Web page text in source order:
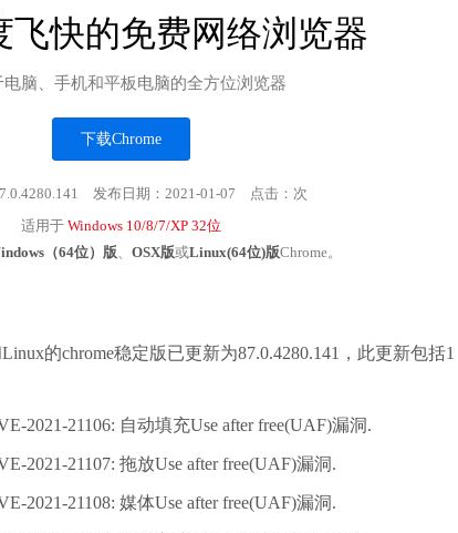
飞快的免费网络浏览器
电脑、手机和平板电脑的全方位浏览器
下载Chrome
发布日期：2021-01-07 点击： 次
适用于 Windows 10/8/7/XP 32位
（64位）版、 OSX版或Linux(64位)版Chrome。
的chrome稳定版已更新为87.0.4280.141，此更新包括1
2021-21106: 自动填充Use after free(UAF)漏洞.
2021-21107: 拖放Use after free(UAF)漏洞.
2021-21108: 媒体Use after free(UAF)漏洞.